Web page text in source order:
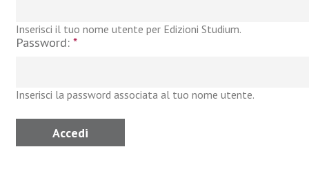
Inserisci il tuo nome utente per Edizioni Studium.
Password: *
Inserisci la password associata al tuo nome utente.